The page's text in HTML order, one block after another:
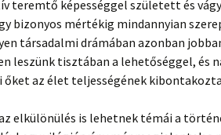
teremtő képességgel született és
bizonyos mértékig mindannyian
társadalmi drámában azonban
leszünk tisztában a lehetőséggel, és
az élet teljességének
elkülönülés is lehetnek témái a